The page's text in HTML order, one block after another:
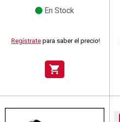
En Stock
Regístrate para saber el precio!
shopping_cart